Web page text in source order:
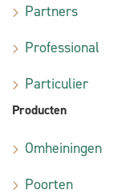
Partners
Professional
Particulier
Producten
Omheiningen
Poorten